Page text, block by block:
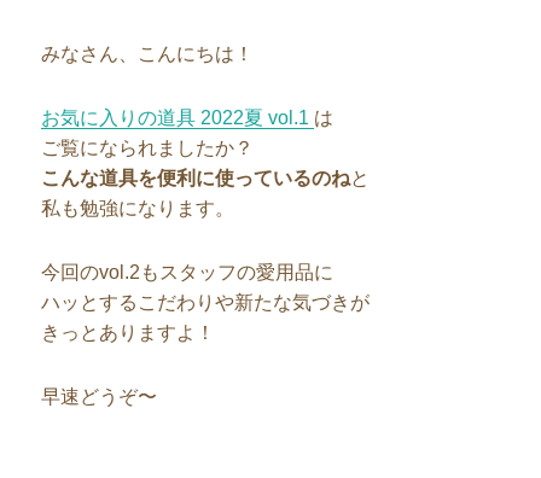
みなさん、こんにちは！
お気に入りの道具 2022夏 vol.1 は
ご覧になられましたか？
こんな道具を便利に使っているのねと
私も勉強になります。
今回のvol.2もスタッフの愛用品に
ハッとするこだわりや新たな気づきが
きっとありますよ！
早速どうぞ〜